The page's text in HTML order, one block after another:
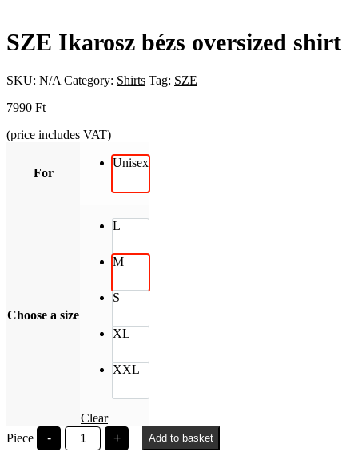
SZE Ikarosz bézs oversized shirt
SKU: N/A Category: Shirts Tag: SZE
7990 Ft
(price includes VAT)
For
Unisex
Choose a size
L
M
S
XL
XXL
Clear
Piece
-
SZE
Ikarosz
+ Add to basket